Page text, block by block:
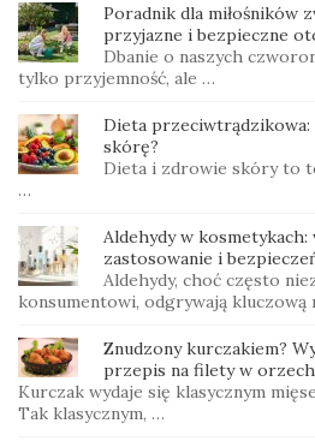
Poradnik dla miłośników
przyjazne i bezpieczne
Dbanie o naszych
tylko przyjemność, ale …
Dieta przeciwtrądzikowa:
skórę?
Dieta i zdrowie skóry to
…
Aldehydy w kosmetykach:
zastosowanie i
Aldehydy, choć często
konsumentowi, odgrywają
Znudzony kurczakiem?
przepis na filety w
Kurczak wydaje się klasycznym
Tak klasycznym, …